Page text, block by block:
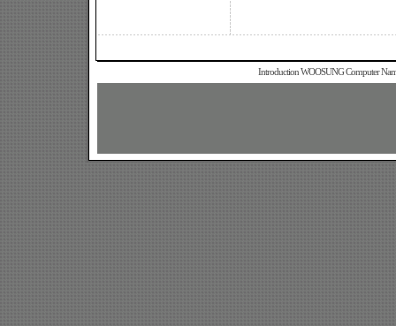
Introduction WOOSUNG Computer